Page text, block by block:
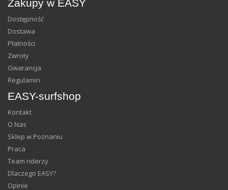
Zakupy w EASY
Dostępność
Dostawa
Płatności
Zwroty
Gwarancja
Regulamin
EASY-surfshop
Kontakt
O Nas
Sklep w Poznaniu
Praca
Team riderzy
Dlaczego EASY?
Opinie